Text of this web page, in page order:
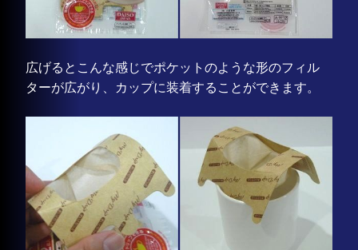
広げるとこんな感じでポケットのような形のフィル
ターが広がり、カップに装着することができます。